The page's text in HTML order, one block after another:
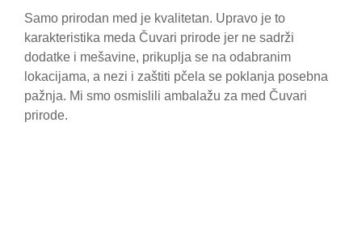
Samo prirodan med je kvalitetan. Upravo je to
karakteristika meda Čuvari prirode jer ne sadrži
dodatke i mešavine, prikuplja se na odabranim
lokacijama, a nezi i zaštiti pčela se poklanja posebna
pažnja. Mi smo osmislili ambalažu za med Čuvari
prirode.